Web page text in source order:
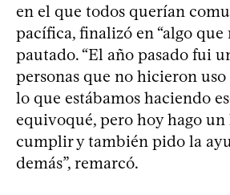
en el que todos querían
pacífica, finalizó en “algo que
pautado. “El año pasado fui
personas que no hicieron
lo que estábamos haciendo
equivoqué, pero hoy hago
cumplir y también pido la
demás”, remarcó.